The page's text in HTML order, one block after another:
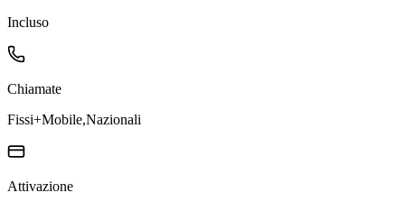
Incluso
Chiamate
Fissi+Mobile,Nazionali
Attivazione